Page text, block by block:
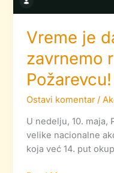
Vreme je
zavrnemo
Požarevcu!
Ostavi komentar /
U nedelju, 10. maja,
velike nacionalne
koja već 14. put